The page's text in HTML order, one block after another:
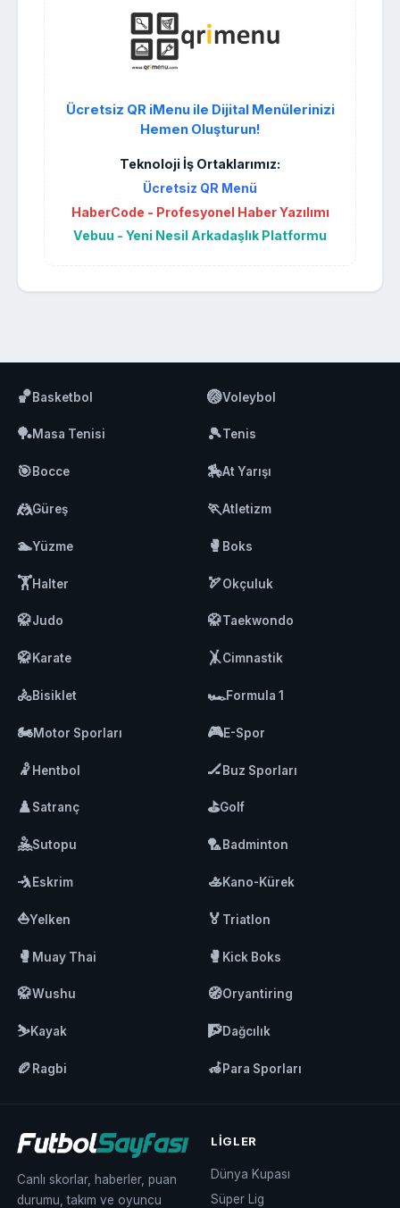
Ücretsiz QR iMenu ile Dijital Menülerinizi
Hemen Oluşturun!
Teknoloji İş Ortaklarımız:
Ücretsiz QR Menü
HaberCode - Profesyonel Haber Yazılımı
Vebuu - Yeni Nesil Arkadaşlık Platformu
🏀Basketbol 🏐Voleybol
🏓Masa Tenisi 🎾Tenis
🎯Bocce 🏇At Yarışı
🤼Güreş 🏃Atletizm
🏊Yüzme 🥊 Boks
🏋️Halter 🏹Okçuluk
🥋Judo 🥋Taekwondo
🥋Karate 🤸Cimnastik
🚴Bisiklet 🏎️Formula 1
🏍️Motor Sporları 🎮E-Spor
🤾Hentbol 🏒Buz Sporları
♟️Satranç ⛳Golf
🤽Sutopu 🏸Badminton
🤺Eskrim 🚣Kano-Kürek
⛵Yelken 🏅 Triatlon
🥊 Muay Thai 🥊 Kick Boks
🥋Wushu 🧭Oryantiring
⛷️Kayak 🧗Dağcılık
🏉 Ragbi 🦽Para Sporları
Canlı skorlar, haberler, puan
durumu, takım ve oyuncu
LIGLER
Dünya Kupası
Süper Lig